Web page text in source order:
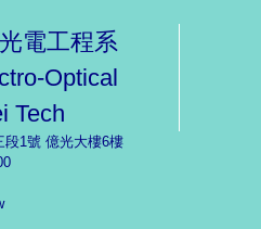
電工程系
Optical
Tech
段1號 億光大樓6樓